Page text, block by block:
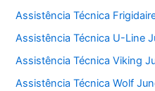
Assistência Técnica
Assistência Técnica U-Line
Assistência Técnica Viking
Assistência Técnica Wolf